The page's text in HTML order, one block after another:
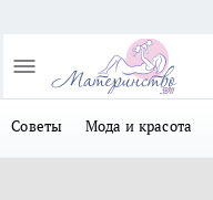
Советы Мода и красота